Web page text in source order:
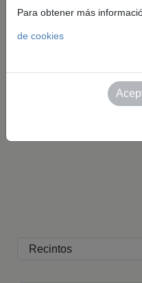
citar como fuente a
prohibido su uso
Recinto
Para obtener más
de cookies